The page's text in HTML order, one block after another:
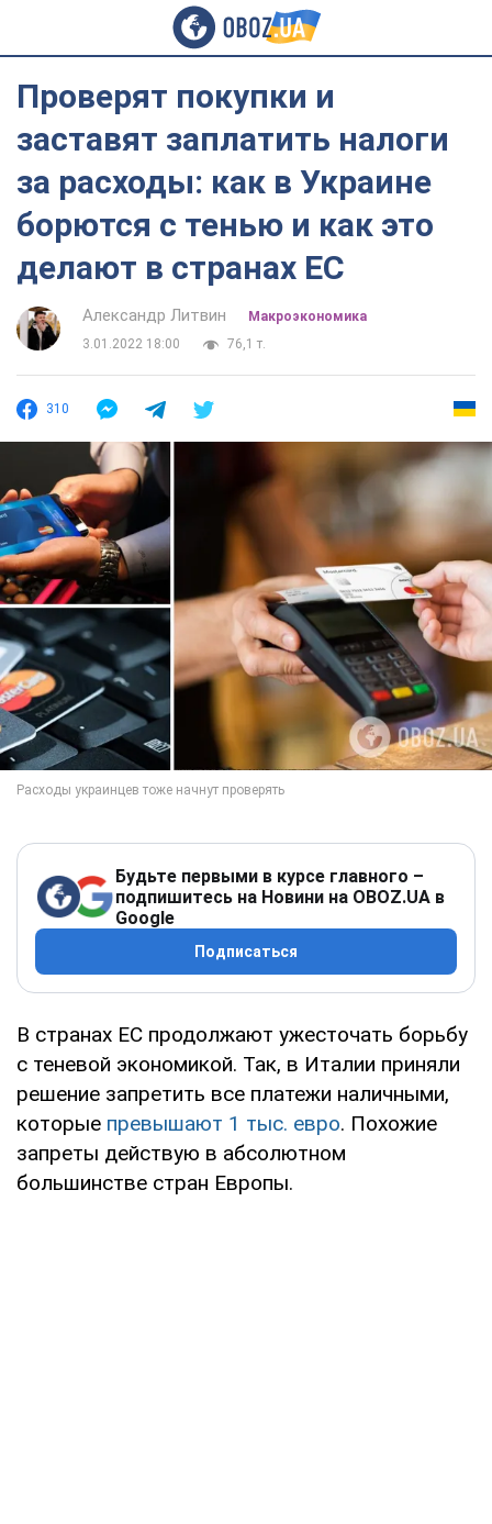
Проверят покупки и
заставят заплатить налоги
за расходы: как в Украине
борются с тенью и как это
делают в странах ЕС
Александр Литвин
Mакроэкономика
3.01.2022 18:00
76,1 т.
310
Будьте первыми в курсе главного –
подпишитесь на Новини на OBOZ.UA в
Google
Подписаться
В странах ЕС продолжают ужесточать борьбу
с теневой экономикой. Так, в Италии приняли
решение запретить все платежи наличными,
которые превышают 1 тыс. евро. Похожие
запреты действую в абсолютном
большинстве стран Европы.